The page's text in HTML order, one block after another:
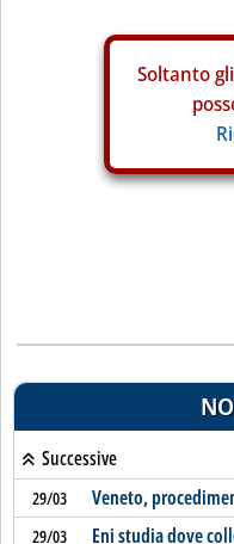
Soltanto gli
Successive
29/03 Veneto,
29/03 Eni studia dove